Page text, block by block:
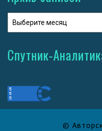
Спутник-
©